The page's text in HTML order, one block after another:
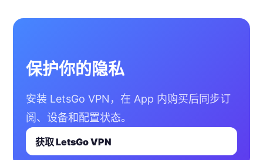
保护你的隐私
安装 LetsGo VPN，在 App 内购买后同步订
阅、设备和配置状态。
获取 LetsGo VPN